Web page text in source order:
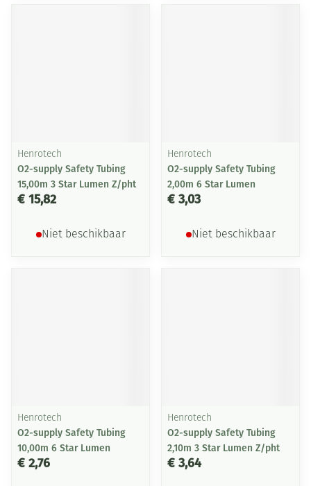
Henrotech
O2-supply Safety Tubing
15,00m 3 Star Lumen Z/pht
€ 15,82
Niet beschikbaar
Henrotech
O2-supply Safety Tubing
2,00m 6 Star Lumen
€ 3,03
Niet beschikbaar
Henrotech
O2-supply Safety Tubing
10,00m 6 Star Lumen
€ 2,76
Henrotech
O2-supply Safety Tubing
2,10m 3 Star Lumen Z/pht
€ 3,64